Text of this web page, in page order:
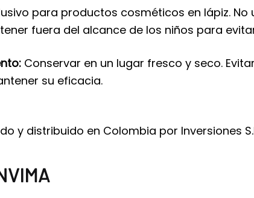
para productos cosméticos en lápiz.
fuera del alcance de los niños para
Conservar en un lugar fresco y seco.
su eficacia.
y distribuido en Colombia por Inversiones